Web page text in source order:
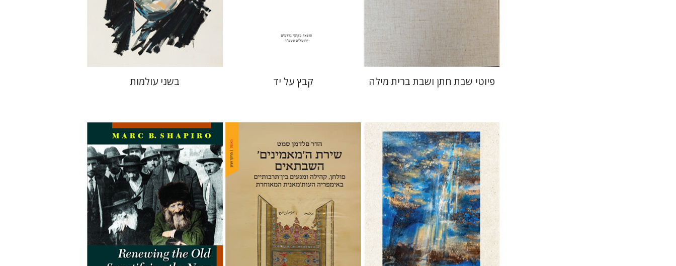
הנחת אתר ספר מודפס
פיוטי שבת חתן ושבת ברית מילה
$34
$31
קבץ על יד
הנחת אתר ספר מודפס
$35
$32
בשני עולמות
דוד הנשקה
הדר פלדמן סמט מארק שפירו